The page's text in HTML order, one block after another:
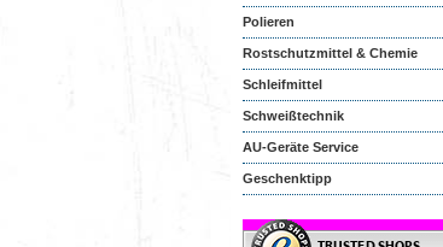
Polieren
Rostschutzmittel & Chemie
Schleifmittel
Schweißtechnik
AU-Geräte Service
Geschenktipp